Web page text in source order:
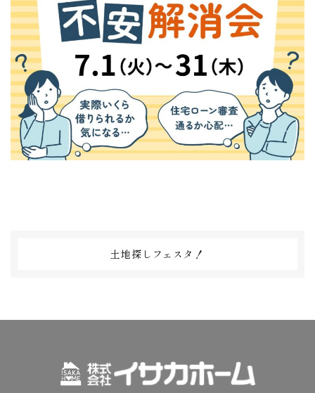
土地探しフェスタ！